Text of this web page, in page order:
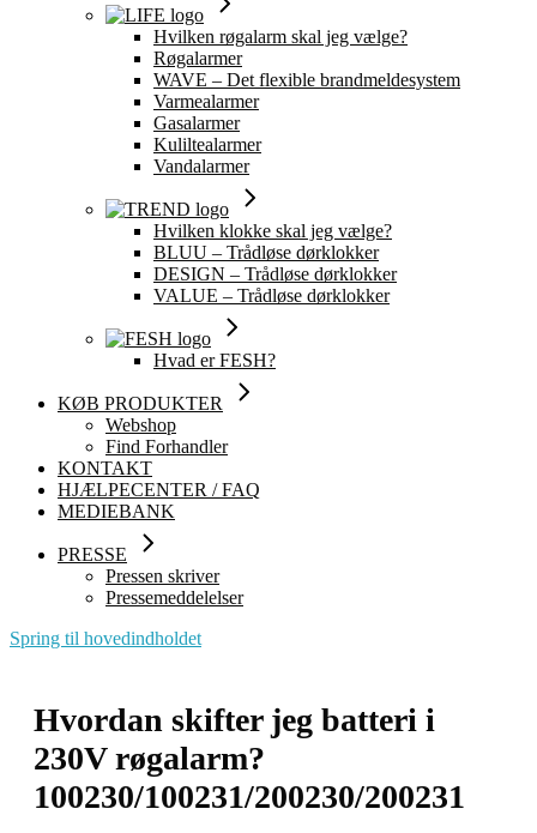
Hvilken røgalarm skal jeg vælge?
Røgalarmer
WAVE – Det flexible brandmeldesystem
Varmealarmer
Gasalarmer
Kuliltealarmer
Vandalarmer
Hvilken klokke skal jeg vælge?
BLUU – Trådløse dørklokker
DESIGN – Trådløse dørklokker
VALUE – Trådløse dørklokker
Hvad er FESH?
KØB PRODUKTER
Webshop
Find Forhandler
KONTAKT
HJÆLPECENTER / FAQ
MEDIEBANK
PRESSE
Pressen skriver
Pressemeddelelser
Spring til hovedindholdet
Hvordan skifter jeg batteri i
230V røgalarm?
100230/100231/200230/200231